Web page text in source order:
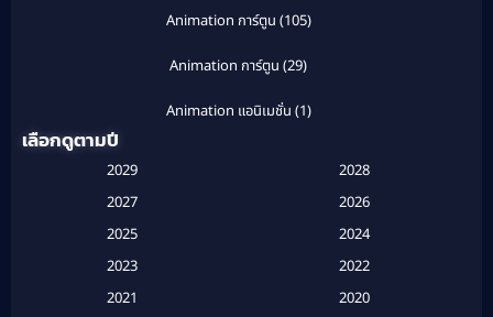
Animation การ์ตูน (105)
Animation การ์ตูน (29)
Animation แอนิเมชั่น (1)
Based on a True Story สร้างจากเรื่องจริง(2)
เลือกดูตามปี
2029
2028
2027
2026
2025
2024
2023
2022
2021
2020